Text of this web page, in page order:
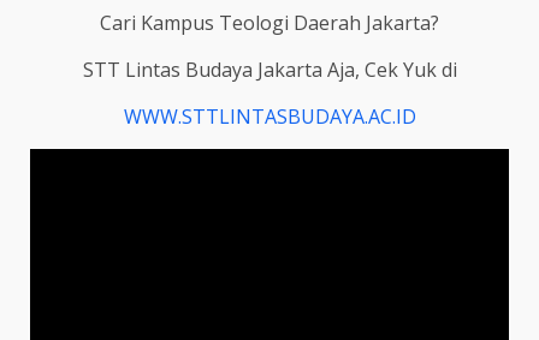
Cari Kampus Teologi Daerah Jakarta?
STT Lintas Budaya Jakarta Aja, Cek Yuk di
WWW.STTLINTASBUDAYA.AC.ID